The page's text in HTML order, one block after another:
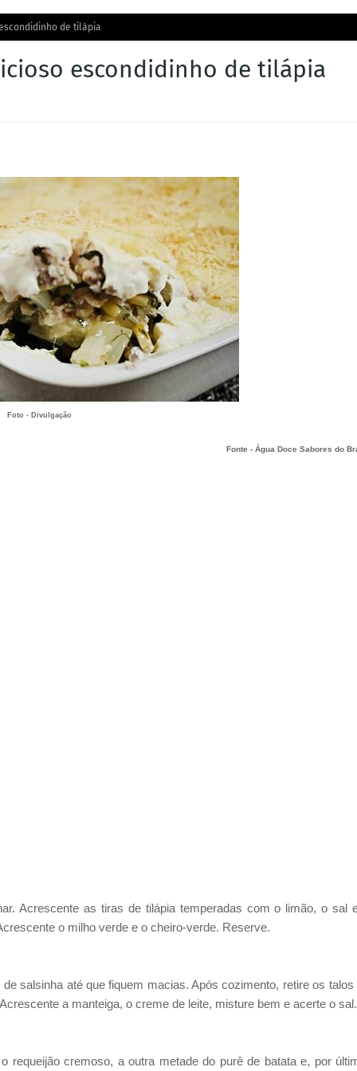
de tilápia
escondidinho de tilápia
Foto - Divulgação
Fonte - Água Doce Sabores do
Acrescente as tiras de tilápia temperadas com o limão, o sal
o milho verde e o cheiro-verde. Reserve.
salsinha até que fiquem macias. Após cozimento, retire os talos
a manteiga, o creme de leite, misture bem e acerte o sal.
requeijão cremoso, a outra metade do purê de batata e, por